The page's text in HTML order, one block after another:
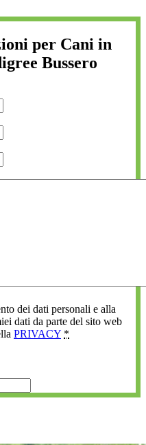
per Cani in
Bussero
dei dati personali e alla
dati da parte del sito web
PRIVACY *